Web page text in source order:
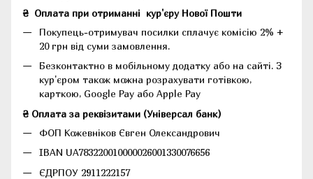
₴ Оплата при отриманні кур'єру Нової Пошти
Покупець-отримувач посилки сплачує комісію 2% +
20 грн від суми замовлення.
Безконтактно в мобільному додатку або на сайті. З
кур'єром також можна розрахувати готівкою,
карткою, Google Pay або Apple Pay
₴ Оплата за реквізитами (Універсал банк)
ФОП Кожевніков Євген Олександрович
IBAN UA783220010000026001330076656
ЄДРПОУ 2911222157